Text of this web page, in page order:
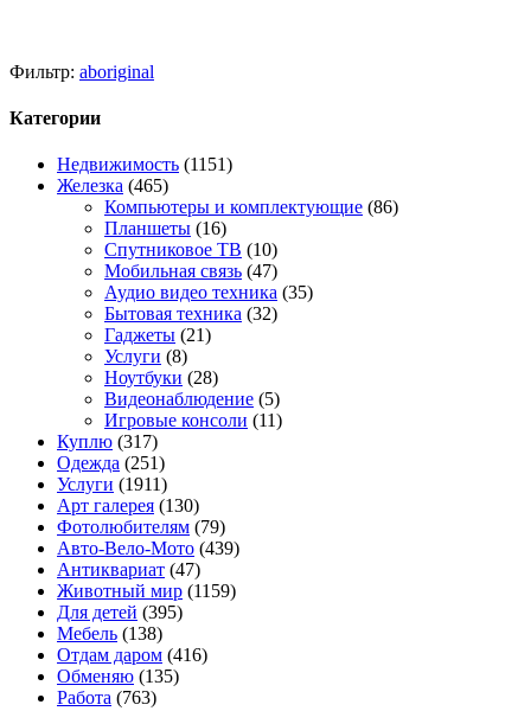
Фильтр: aboriginal
Категории
Недвижимость (1151)
Железка (465)
Компьютеры и комплектующие (86)
Планшеты (16)
Спутниковое ТВ (10)
Мобильная связь (47)
Аудио видео техника (35)
Бытовая техника (32)
Гаджеты (21)
Услуги (8)
Ноутбуки (28)
Видеонаблюдение (5)
Игровые консоли (11)
Куплю (317)
Одежда (251)
Услуги (1911)
Арт галерея (130)
Фотолюбителям (79)
Авто-Вело-Мото (439)
Антиквариат (47)
Животный мир (1159)
Для детей (395)
Мебель (138)
Отдам даром (416)
Обменяю (135)
Работа (763)